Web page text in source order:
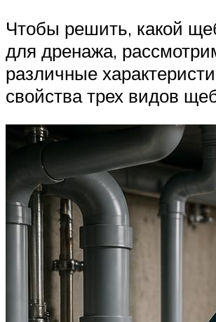
Чтобы решить, какой
для дренажа,
различные
свойства трех видов